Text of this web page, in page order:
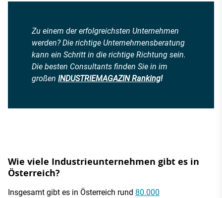
Zu einem der erfolgreichsten Unternehmen
werden? Die richtige Unternehmensberatung
kann ein Schritt in die richtige Richtung sein.
Die besten Consultants finden Sie in im
großen INDUSTRIEMAGAZIN Ranking!
Wie viele Industrieunternehmen gibt es in
Österreich?
Insgesamt gibt es in Österreich rund 80.000